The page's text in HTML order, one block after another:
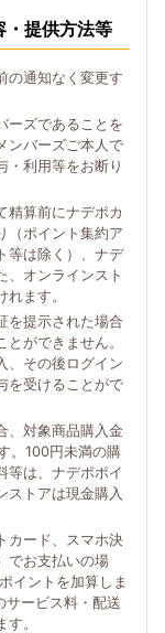
・提供方法等
の通知なく変更す
ーズであることを
ンバーズご本人で
・利用等をお断り
精算前にナデポカ
（ポイント集約ア
等は除く）、ナデ
、オンラインスト
ます。
を提示された場合
ができません。
、その後ログイン
を受けることがで
、対象商品購入金
。100円未満の購
等は、ナデポポイ
ストアは現金購入
カード、スマホ決
でお支払いの場
イントを加算しま
サービス料・配送
。